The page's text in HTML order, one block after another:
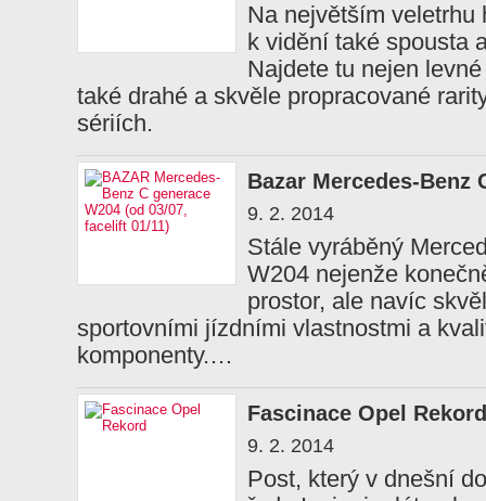
Na největším veletrhu
k vidění také spousta
Najdete tu nejen
také drahé a skvěle propracované
sériích.
Bazar Mercedes-Benz
9. 2. 2014
Stále vyráběný
W204 nejenže
prostor, ale navíc
sportovními jízdními vlastnostmi a
komponenty.…
Fascinace Opel Rekord
9. 2. 2014
Post, který v dnešní